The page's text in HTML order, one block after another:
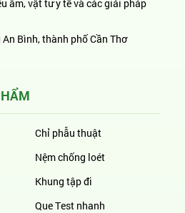
âm, vật tư y tế và các giải pháp
Bình, thành phố Cần Thơ
Chỉ phẫu thuật
Nệm chống loét
Khung tập đi
Que Test nhanh